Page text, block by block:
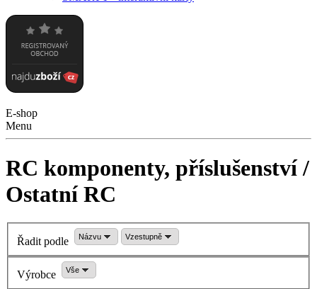
E-shop
Menu
RC komponenty, příslušenství /
Ostatní RC
Řadit podle Názvu Vzestupně
Výrobce Vše